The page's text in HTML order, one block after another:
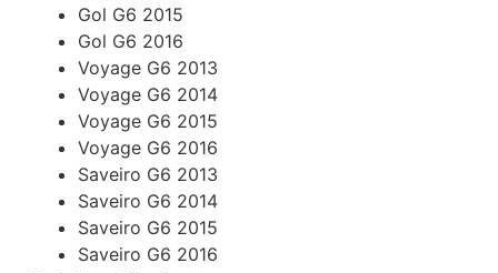
Gol G6 2015
Gol G6 2016
Voyage G6 2013
Voyage G6 2014
Voyage G6 2015
Voyage G6 2016
Saveiro G6 2013
Saveiro G6 2014
Saveiro G6 2015
Saveiro G6 2016